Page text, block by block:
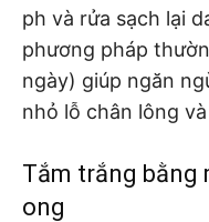
ph và rửa sạch lại
phương pháp
ngày) giúp ngăn
nhỏ lỗ chân lông
Tắm trắng bằng
ong